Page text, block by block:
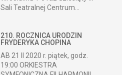
Sali Teatralnej Centrum...
210. ROCZNICA URODZIN
FRYDERYKA CHOPINA
AB 21 II 2020 r. piątek, godz.
19:00 ORKIESTRA